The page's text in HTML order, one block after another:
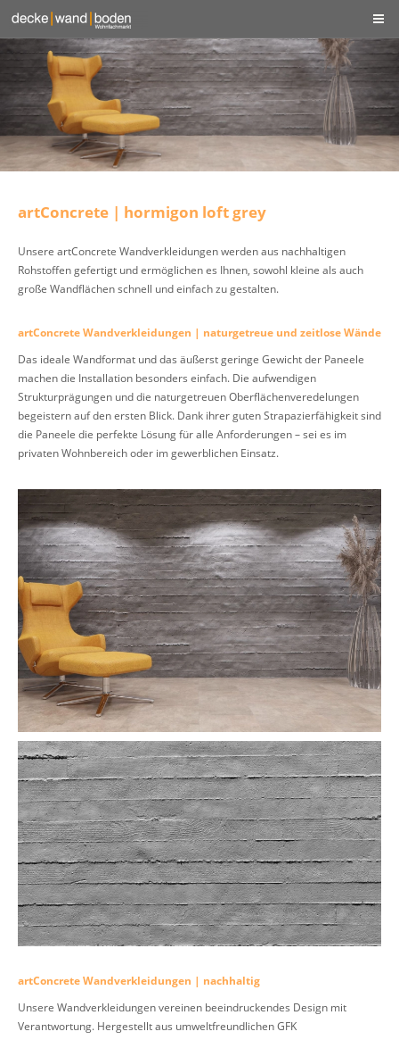
artConcrete | hormigon loft grey
Unsere artConcrete Wandverkleidungen werden aus nachhaltigen
Rohstoffen gefertigt und ermöglichen es Ihnen, sowohl kleine als auch
große Wandflächen schnell und einfach zu gestalten.
artConcrete Wandverkleidungen | naturgetreue und zeitlose Wände
Das ideale Wandformat und das äußerst geringe Gewicht der Paneele
machen die Installation besonders einfach. Die aufwendigen
Strukturprägungen und die naturgetreuen Oberflächenveredelungen
begeistern auf den ersten Blick. Dank ihrer guten Strapazierfähigkeit sind
die Paneele die perfekte Lösung für alle Anforderungen – sei es im
privaten Wohnbereich oder im gewerblichen Einsatz.
artConcrete Wandverkleidungen | nachhaltig
Unsere Wandverkleidungen vereinen beeindruckendes Design mit
Verantwortung. Hergestellt aus umweltfreundlichen GFK